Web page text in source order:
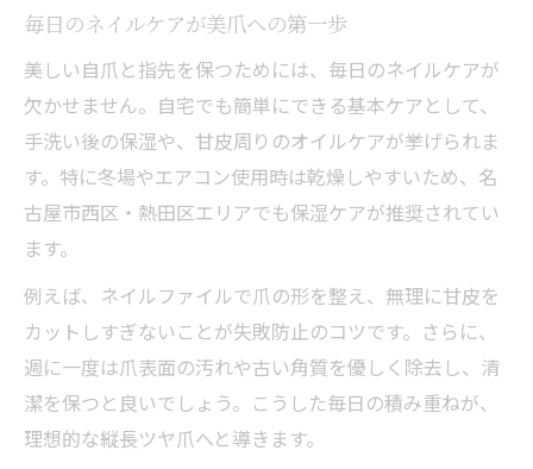
爪の健康を守るネイルケアの秘訣
健康美爪に導くネイル心構え術
ネイルケアと心構えで手元美を実現
健康な自爪を保つためのネイル対策
日々のケアで理想の爪に近づく秘訣
日常のネイルケアで指先美を叶える
ネイル心構えで爪の形が美しく変化
理想の爪を目指すネイルケア習慣
ネイルケアの積み重ねが美爪を作る
毎日のネイルケアが美爪への第一歩
美しい自爪と指先を保つためには、毎日のネイルケアが
欠かせません。自宅でも簡単にできる基本ケアとして、
手洗い後の保湿や、甘皮周りのオイルケアが挙げられま
す。特に冬場やエアコン使用時は乾燥しやすいため、名
古屋市西区・熱田区エリアでも保湿ケアが推奨されてい
ます。
例えば、ネイルファイルで爪の形を整え、無理に甘皮を
カットしすぎないことが失敗防止のコツです。さらに、
週に一度は爪表面の汚れや古い角質を優しく除去し、清
潔を保つと良いでしょう。こうした毎日の積み重ねが、
理想的な縦長ツヤ爪へと導きます。